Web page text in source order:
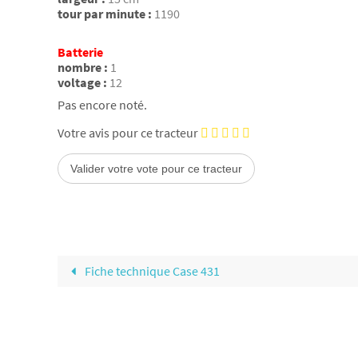
tour par minute : 1190
Batterie
nombre : 1
voltage : 12
Pas encore noté.
Votre avis pour ce tracteur
Fiche technique Case 431